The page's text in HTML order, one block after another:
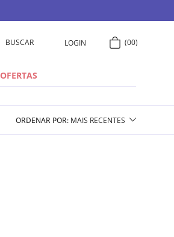
LOGIN 00
OFERTAS
ORDENAR POR MAIS RECENTES